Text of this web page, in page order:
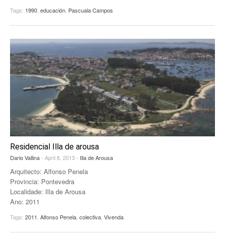
Tags: 1990 educación Pascuala Campos
Residencial Illa de arousa
Dario Vallina- April 8, 2013 - Illa de Arousa
Arquitecto: Alfonso Penela
Provincia: Pontevedra
Localidade: Illa de Arousa
Ano: 2011
Tags: 2011, Alfonso Penela, colectiva, Vivenda